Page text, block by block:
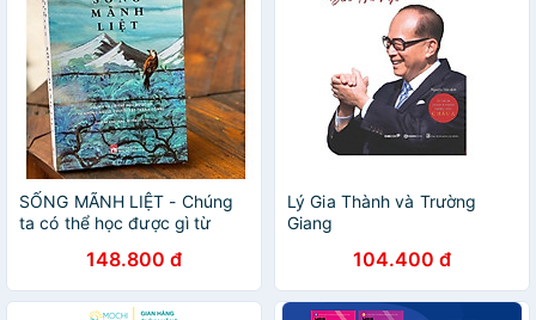
SỐNG MÃNH LIỆT - Chúng
ta có thể học được gì từ
thành công? - Rainer
Zitelmann - Nguyễn Bích
Lan dịch - NXB Phụ Nữ
148.800 đ
Lý Gia Thành và Trường
Giang
104.400 đ